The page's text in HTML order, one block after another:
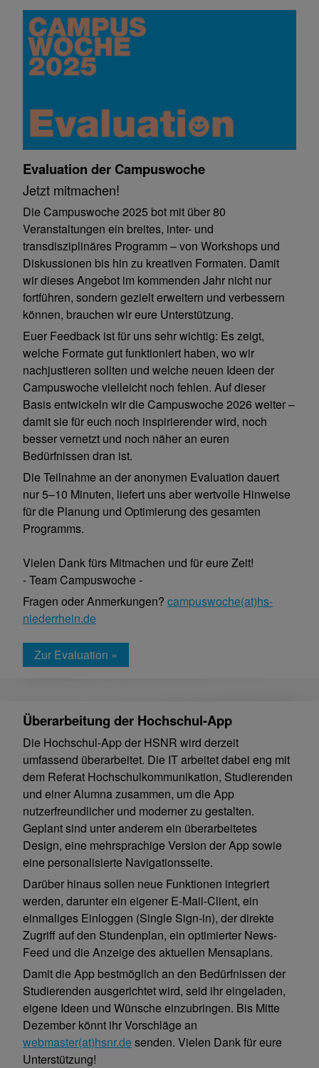
Evaluation der Campuswoche
Jetzt mitmachen!
Die Campuswoche 2025 bot mit über 80
Veranstaltungen ein breites, inter- und
transdisziplinäres Programm – von Workshops und
Diskussionen bis hin zu kreativen Formaten. Damit
wir dieses Angebot im kommenden Jahr nicht nur
fortführen, sondern gezielt erweitern und verbessern
können, brauchen wir eure Unterstützung.
Euer Feedback ist für uns sehr wichtig: Es zeigt,
welche Formate gut funktioniert haben, wo wir
nachjustieren sollten und welche neuen Ideen der
Campuswoche vielleicht noch fehlen. Auf dieser
Basis entwickeln wir die Campuswoche 2026 weiter –
damit sie für euch noch inspirierender wird, noch
besser vernetzt und noch näher an euren
Bedürfnissen dran ist.
Die Teilnahme an der anonymen Evaluation dauert
nur 5–10 Minuten, liefert uns aber wertvolle Hinweise
für die Planung und Optimierung des gesamten
Programms.
Vielen Dank fürs Mitmachen und für eure Zeit!
- Team Campuswoche -
Fragen oder Anmerkungen? campuswoche(at)hs-
niederrhein.de
Zur Evaluation »
Überarbeitung der Hochschul-App
Die Hochschul-App der HSNR wird derzeit
umfassend überarbeitet. Die IT arbeitet dabei eng mit
dem Referat Hochschulkommunikation, Studierenden
und einer Alumna zusammen, um die App
nutzerfreundlicher und moderner zu gestalten.
Geplant sind unter anderem ein überarbeitetes
Design, eine mehrsprachige Version der App sowie
eine personalisierte Navigationsseite.
Darüber hinaus sollen neue Funktionen integriert
werden, darunter ein eigener E-Mail-Client, ein
einmaliges Einloggen (Single Sign-in), der direkte
Zugriff auf den Stundenplan, ein optimierter News-
Feed und die Anzeige des aktuellen Mensaplans.
Damit die App bestmöglich an den Bedürfnissen der
Studierenden ausgerichtet wird, seid ihr eingeladen,
eigene Ideen und Wünsche einzubringen. Bis Mitte
Dezember könnt ihr Vorschläge an
webmaster(at)hsnr.de senden. Vielen Dank für eure
Unterstützung!